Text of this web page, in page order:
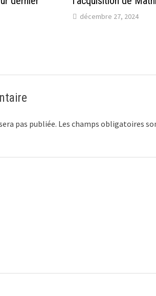
décembre 27, 2024
pas publiée. Les champs obligatoires